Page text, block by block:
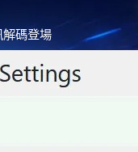
解碼登場